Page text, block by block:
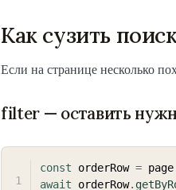
Как сузить
Если на странице несколько
filter — оставить
const orderRow = page
await orderRow.